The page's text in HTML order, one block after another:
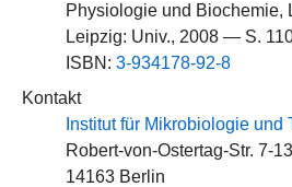
Physiologie und Biochemie,
Leipzig: Univ., 2008 — S.
ISBN: 3-934178-92-8
Kontakt
Institut für Mikrobiologie und
Robert-von-Ostertag-Str. 7-13
14163 Berlin